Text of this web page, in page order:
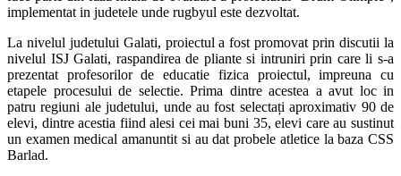
implementat in judetele unde rugbyul este dezvoltat.
La nivelul judetului Galati, proiectul a fost promovat prin discutii la
nivelul ISJ Galati, raspandirea de pliante si intruniri prin care li s-a
prezentat profesorilor de educatie fizica proiectul, impreuna cu
etapele procesului de selectie. Prima dintre acestea a avut loc in
patru regiuni ale judetului, unde au fost selectați aproximativ 90 de
elevi, dintre acestia fiind alesi cei mai buni 35, elevi care au sustinut
un examen medical amanuntit si au dat probele atletice la baza CSS
Barlad.